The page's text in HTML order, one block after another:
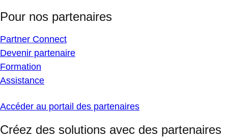
Pour nos partenaires
Partner Connect
Devenir partenaire
Formation
Assistance
Accéder au portail des partenaires
Créez des solutions avec des partenaires